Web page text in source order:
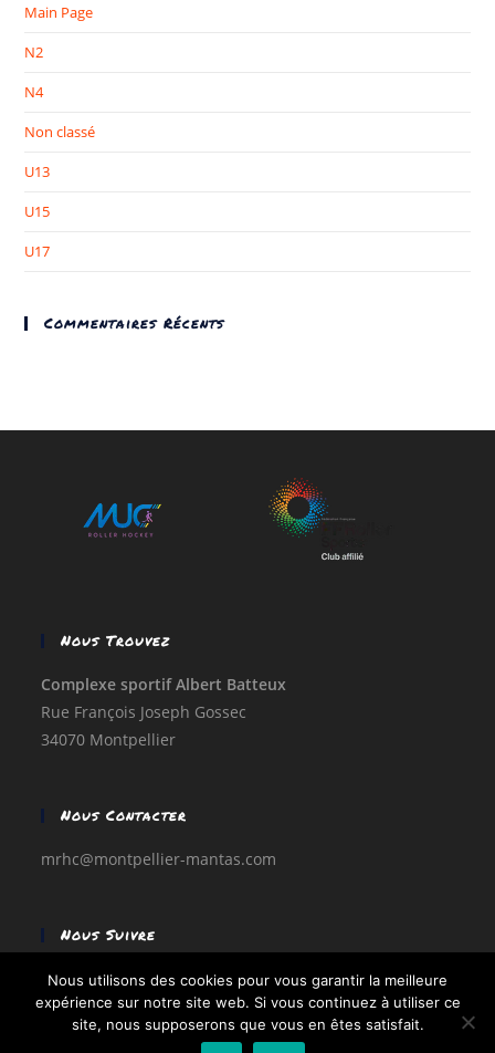
Main Page
N2
N4
Non classé
U13
U15
U17
Commentaires Récents
Nous Trouvez
Complexe sportif Albert Batteux
Rue François Joseph Gossec
34070 Montpellier
Nous Contacter
mrhc@montpellier-mantas.com
Nous Suivre
Facebook
Nous utilisons des cookies pour vous garantir la meilleure
expérience sur notre site web. Si vous continuez à utiliser ce
site, nous supposerons que vous en êtes satisfait.